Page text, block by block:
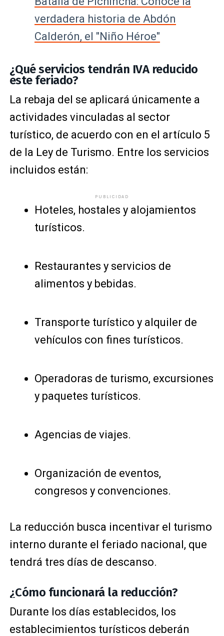
verdadera historia de Abdón
Calderón, el "Niño Héroe"
¿Qué servicios tendrán IVA reducido
este feriado?
La rebaja del se aplicará únicamente a
actividades vinculadas al sector
turístico, de acuerdo con en el artículo 5
de la Ley de Turismo. Entre los servicios
incluidos están:
PUBLICIDAD
Hoteles, hostales y alojamientos
turísticos.
Restaurantes y servicios de
alimentos y bebidas.
Transporte turístico y alquiler de
vehículos con fines turísticos.
Operadoras de turismo, excursiones
y paquetes turísticos.
Agencias de viajes.
Organización de eventos,
congresos y convenciones.
La reducción busca incentivar el turismo
interno durante el feriado nacional, que
tendrá tres días de descanso.
¿Cómo funcionará la reducción?
Durante los días establecidos, los
establecimientos turísticos deberán